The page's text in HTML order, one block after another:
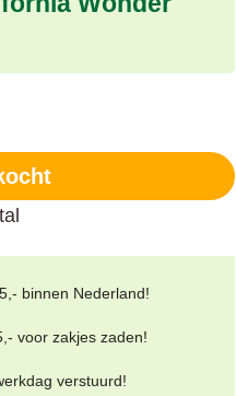
binnen Nederland!
voor zakjes zaden!
verstuurd!